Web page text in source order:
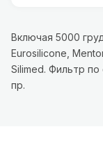
Включая 5000
Eurosilicone,
Silimed. Фильтр
пр.